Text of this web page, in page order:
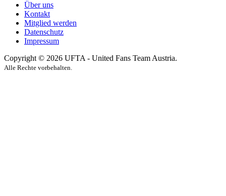
Über uns
Kontakt
Mitglied werden
Datenschutz
Impressum
Copyright © 2026 UFTA - United Fans Team Austria.
Alle Rechte vorbehalten.